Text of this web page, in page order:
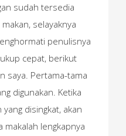
sudah tersedia
selayaknya
penulisnya
cepat, berikut
saya. Pertama-tama
digunakan. Ketika
disingkat, akan
makalah lengkapnya